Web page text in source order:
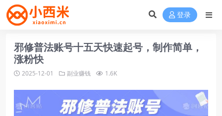
登录
邪修普法账号十五天快速起号，制作简单，
涨粉快
2025-12-01 副业赚钱 1.6K